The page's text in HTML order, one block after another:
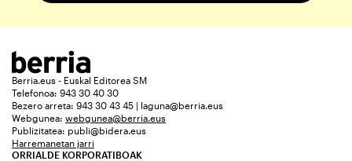
Berria.eus - Euskal Editorea SM
Telefonoa: 943 30 40 30
Bezero arreta: 943 30 43 45 | laguna@berria.eus
Webgunea: webgunea@berria.eus
Publizitatea: publi@bidera.eus
Harremanetan jarri
ORRIALDE KORPORATIBOAK